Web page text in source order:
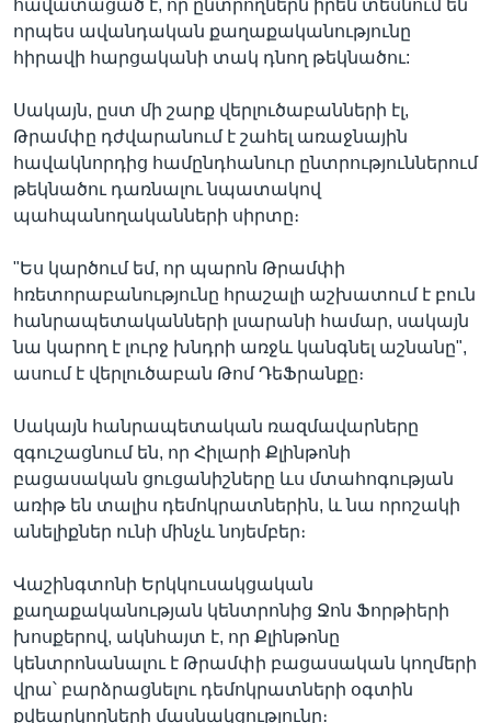
հավատացած է, որ ընտրողներն իրեն տեսնում են
որպես ավանդական քաղաքականությունը
հիրավի հարցականի տակ դնող թեկնածու:
Սակայն, ըստ մի շարք վերլուծաբանների էլ,
Թրամփը դժվարանում է շահել առաջնային
հավակնորդից համընդհանուր ընտրություններում
թեկնածու դառնալու նպատակով
պահպանողականների սիրտը։
"Ես կարծում եմ, որ պարոն Թրամփի
հռետորաբանությունը հրաշալի աշխատում է բուն
հանրապետականների լսարանի համար, սակայն
նա կարող է լուրջ խնդրի առջև կանգնել աշնանը",
ասում է վերլուծաբան Թոմ ԴեՖրանքը։
Սակայն հանրապետական ռազմավարները
զգուշացնում են, որ Հիլարի Քլինթոնի
բացասական ցուցանիշները ևս մտահոգության
առիթ են տալիս դեմոկրատներին, և նա որոշակի
անելիքներ ունի մինչև նոյեմբեր։
Վաշինգտոնի Երկկուսակցական
քաղաքականության կենտրոնից Ջոն Ֆորթիերի
խոսքերով, ակնհայտ է, որ Քլինթոնը
կենտրոնանալու է Թրամփի բացասական կողմերի
վրա՝ բարձրացնելու դեմոկրատների օգտին
քվեարկողների մասնակցությունը։